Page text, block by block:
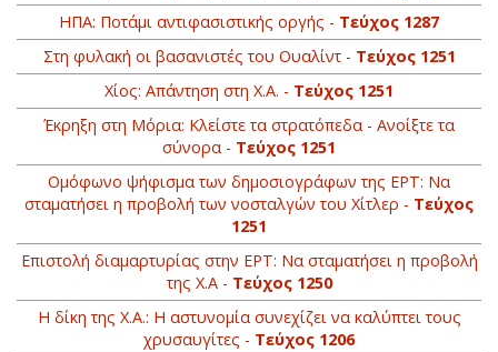
ΗΠΑ: Ποτάμι αντιφασιστικής οργής - Τεύχος 1287
Στη φυλακή οι βασανιστές του Ουαλίντ - Τεύχος 1251
Χίος: Απάντηση στη Χ.Α. - Τεύχος 1251
Έκρηξη στη Μόρια: Κλείστε τα στρατόπεδα - Ανοίξτε τα
σύνορα - Τεύχος 1251
Oμόφωνο ψήφισμα των δημοσιογράφων της ΕΡΤ: Να
σταματήσει η προβολή των νοσταλγών του Χίτλερ - Τεύχος
1251
Επιστολή διαμαρτυρίας στην ΕΡΤ: Να σταματήσει η προβολή
της Χ.Α - Τεύχος 1250
H δίκη της Χ.Α.: Η αστυνομία συνεχίζει να καλύπτει τους
χρυσαυγίτες - Τεύχος 1206